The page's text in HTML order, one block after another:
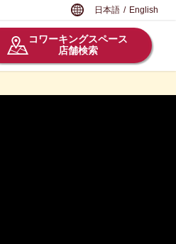
日本語 / English
コワーキングスペース
店舗検索